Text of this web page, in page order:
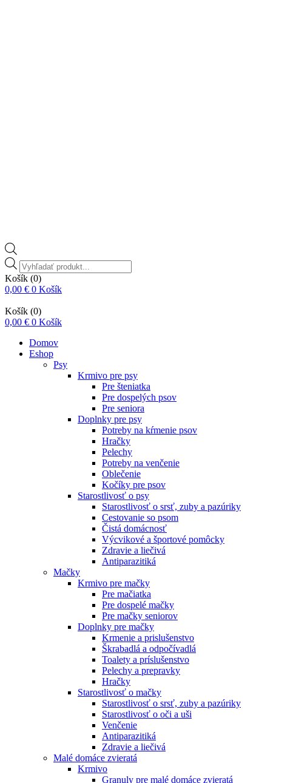
Vyhľadávanie
produktov
Košík (0)
0,00 € 0 Košík
Košík (0)
0,00 € 0 Košík
Domov
Eshop
Psy
Krmivo pre psy
Pre šteniatka
Pre dospelých psov
Pre seniora
Doplnky pre psy
Potreby na kŕmenie psov
Hračky
Pelechy
Potreby na venčenie
Oblečenie
Kočíky pre psov
Starostlivosť o psy
Starostlivosť o srsť, zuby a pazúriky
Cestovanie so psom
Čistá domácnosť
Výcvikové a športové pomôcky
Zdravie a liečivá
Antiparazitiká
Mačky
Krmivo pre mačky
Pre mačiatka
Pre dospelé mačky
Pre mačky seniorov
Doplnky pre mačky
Krmenie a prislušenstvo
Škrabadlá a odpočívadlá
Toalety а príslušenstvo
Pelechy a prepravky
Hračky
Starostlivosť o mačky
Starostlivosť o srsť, zuby a pazúriky
Starostlivosť o oči a uši
Venčenie
Antiparazitiká
Zdravie a liečivá
Malé domáce zvieratá
Krmivo
Granuly pre malé domáce zvieratá